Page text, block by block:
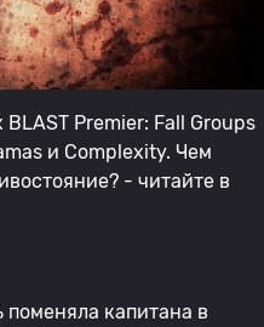
Premier: Fall Groups
и Complexity. Чем
- читайте в
капитана в